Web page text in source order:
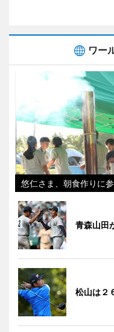
ワー
悠仁さま、朝食作りに
青森山田
松山は２